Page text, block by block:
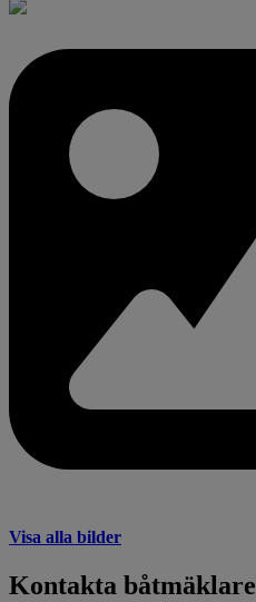
Visa alla bilder
Kontakta båtmäklare